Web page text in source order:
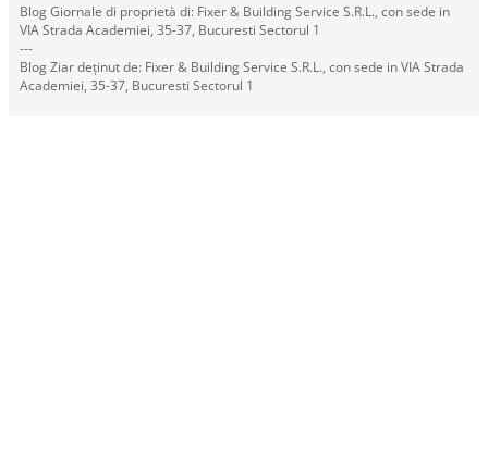
Blog Giornale di proprietà di: Fixer & Building Service S.R.L., con sede in
VIA Strada Academiei, 35-37, Bucuresti Sectorul 1
---
Blog Ziar deținut de: Fixer & Building Service S.R.L., con sede in VIA Strada
Academiei, 35-37, Bucuresti Sectorul 1